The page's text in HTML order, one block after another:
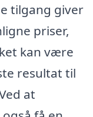
tilgang giver
priser,
kan være
resultat til
at